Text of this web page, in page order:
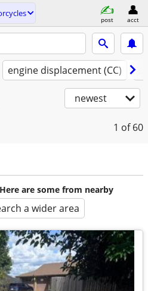
post acct
engine displacement (CC)
newest
1 of 60
are some from nearby
a wider area